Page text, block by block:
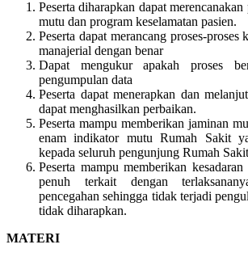
Peserta diharapkan dapat
mutu dan program keselamatan pasien.
Peserta dapat merancang proses-proses
manajerial dengan benar
Dapat mengukur apakah proses
pengumpulan data
Peserta dapat menerapkan dan
dapat menghasilkan perbaikan.
Peserta mampu memberikan jaminan
enam indikator mutu Rumah Sakit
kepada seluruh pengunjung Rumah Sakit
Peserta mampu memberikan
penuh terkait dengan
pencegahan sehingga tidak terjadi
tidak diharapkan.
MATERI